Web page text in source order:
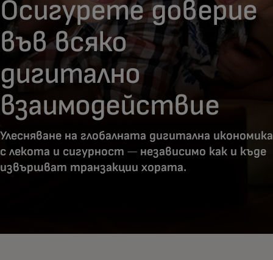
Осигурете доверие
във всяко
дигитално
взаимодействие
Улесняване на глобалната дигитална икономика
с лекота и сигурност — независимо как и къде
извършват транзакции хората.